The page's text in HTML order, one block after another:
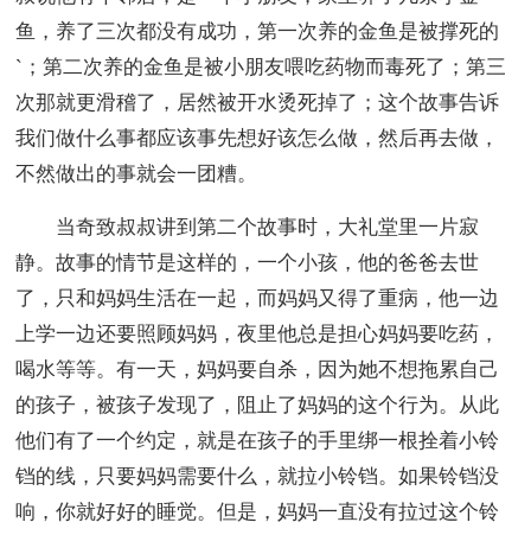
鱼，养了三次都没有成功，第一次养的金鱼是被撑死的
`；第二次养的金鱼是被小朋友喂吃药物而毒死了；第三
次那就更滑稽了，居然被开水烫死掉了；这个故事告诉
我们做什么事都应该事先想好该怎么做，然后再去做，
不然做出的事就会一团糟。
当奇致叔叔讲到第二个故事时，大礼堂里一片寂
静。故事的情节是这样的，一个小孩，他的爸爸去世
了，只和妈妈生活在一起，而妈妈又得了重病，他一边
上学一边还要照顾妈妈，夜里他总是担心妈妈要吃药，
喝水等等。有一天，妈妈要自杀，因为她不想拖累自己
的孩子，被孩子发现了，阻止了妈妈的这个行为。从此
他们有了一个约定，就是在孩子的手里绑一根拴着小铃
铛的线，只要妈妈需要什么，就拉小铃铛。如果铃铛没
响，你就好好的睡觉。但是，妈妈一直没有拉过这个铃